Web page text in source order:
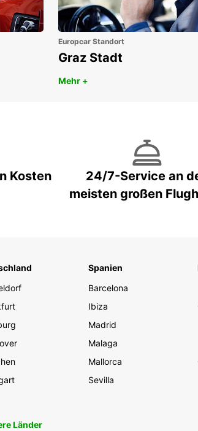
Europcar Standort
Graz Stadt
Mehr +
Kosten
24/7-Service an
meisten großen
Spanien
Barcelona
Ibiza
Madrid
Malaga
Mallorca
Sevilla
Länder